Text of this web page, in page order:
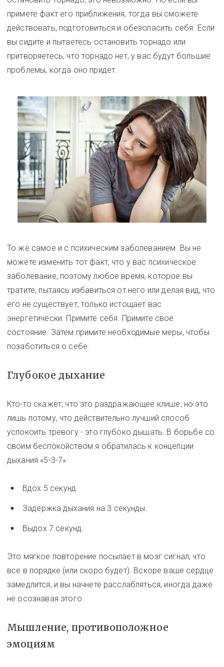
примете факт его приближения, тогда вы сможете
действовать, подготовиться и обезопасить себя. Если
вы сидите и пытаетесь остановить торнадо или
притворяетесь, что торнадо нет, у вас будут большие
проблемы, когда оно придет.
То же самое и с психическим заболеванием. Вы не
можете изменить тот факт, что у вас психическое
заболевание, поэтому любое время, которое вы
тратите, пытаясь избавиться от него или делая вид, что
его не существует, только истощает вас
энергетически. Примите себя. Примите свое
состояние. Затем примите необходимые меры, чтобы
позаботиться о себе.
Глубокое дыхание
Кто-то скажет, что это раздражающее клише, но это
лишь потому, что действительно лучший способ
успокоить тревогу - это глубоко дышать. В борьбе со
своим беспокойством я обратилась к концепции
дыхания «5-3-7»:
Вдох 5 секунд.
Задержка дыхания на 3 секунды.
Выдох 7 секунд.
Это мягкое повторение посылает в мозг сигнал, что
все в порядке (или скоро будет). Вскоре ваше сердце
замедлится, и вы начнете расслабляться, иногда даже
не осознавая этого.
Мышление, противоположное
эмоциям